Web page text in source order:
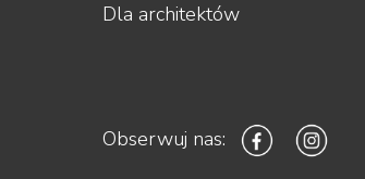
Dla architektów
Obserwuj nas: